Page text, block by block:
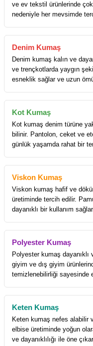
ve ev tekstil ürünlerinde çok
nedeniyle her mevsimde
Denim Kumaş
Denim kumaş kalın ve
ve trençkotlarda yaygın
esneklik sağlar ve uzun
Kot Kumaş
Kot kumaş denim türüne
bilinir. Pantolon, ceket ve
günlük yaşamda rahat bir
Viskon Kumaş
Viskon kumaş hafif ve
üretiminde tercih edilir.
dayanıklı bir kullanım
Polyester Kumaş
Polyester kumaş dayanıklı
giyim ve dış giyim
temizlenebilirliği sayesinde
Keten Kumaş
Keten kumaş nefes alabilir
elbise üretiminde yoğun
ve dayanıklılığı ile öne